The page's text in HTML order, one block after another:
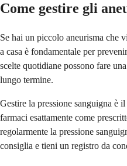
Come gestire gli
Se hai un piccolo aneurisma che
a casa è fondamentale per
scelte quotidiane possono fare
lungo termine.
Gestire la pressione sanguigna è
farmaci esattamente come
regolarmente la pressione
consiglia e tieni un registro da